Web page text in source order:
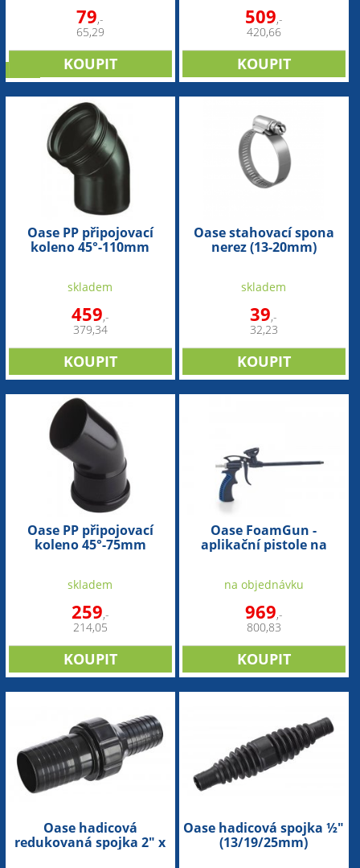
79,-
65,29
509,-
420,66
Oase PP připojovací
koleno 45°-110mm
skladem
459,-
379,34
Oase stahovací spona
nerez (13-20mm)
skladem
39,-
32,23
Oase PP připojovací
koleno 45°-75mm
skladem
259,-
214,05
Oase FoamGun -
aplikační pistole na
na objednávku
969,-
800,83
Oase hadicová
redukovaná spojka 2" x
Oase hadicová spojka ½"
(13/19/25mm)